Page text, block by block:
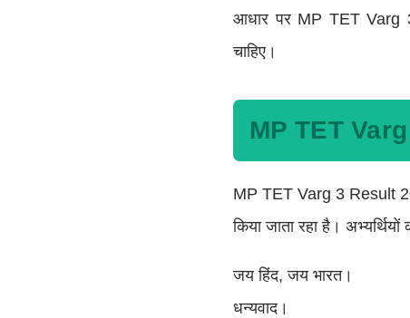
आधार पर MP TET Varg 3
चाहिए।
MP TET
MP TET Varg 3 Result
किया जाता रहा है।
जय हिंद, जय भारत।
धन्यवाद।